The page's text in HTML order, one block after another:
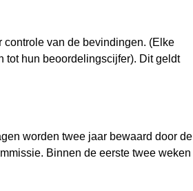
controle van de bevindingen. (Elke
tot hun beoordelingscijfer). Dit geldt
worden twee jaar bewaard door de
Binnen de eerste twee weken